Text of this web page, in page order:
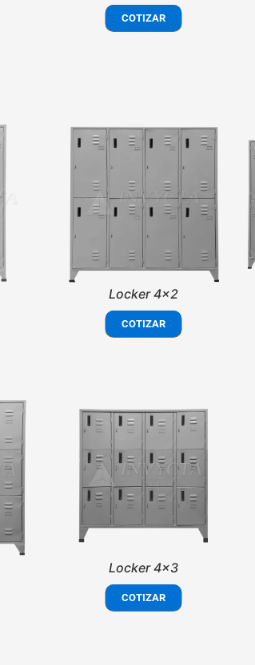
COTIZAR
Locker 4x2
COTIZAR
Locker 4x3
COTIZAR